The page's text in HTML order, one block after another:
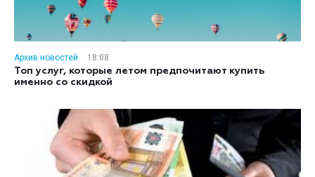
Архив новостей
18:08
Топ услуг, которые летом предпочитают купить
именно со скидкой